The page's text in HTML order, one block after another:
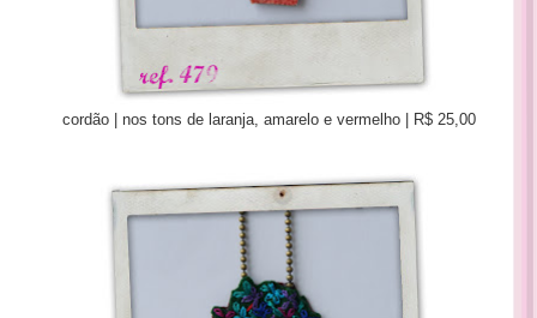
cordão | nos tons de laranja, amarelo e vermelho | R$ 25,00